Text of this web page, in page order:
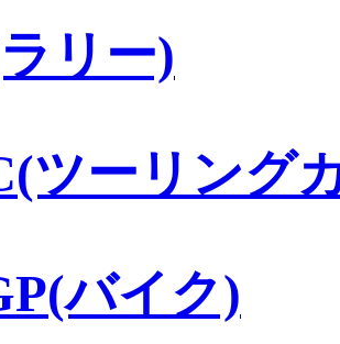
リー)
ツーリング
バイク)